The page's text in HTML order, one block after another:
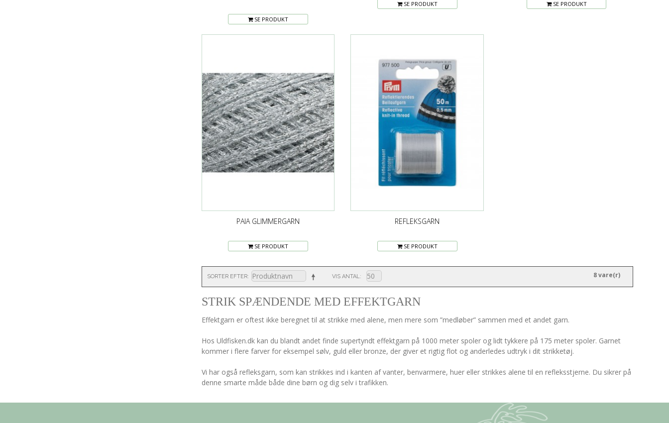
SE PRODUKT
SE PRODUKT SE PRODUKT
PAIA GLIMMERGARN
SE PRODUKT
REFLEKSGARN
SE PRODUKT
SORTER EFTER VIS ANTAL 8 vare(r)
STRIK SPÆNDENDE MED EFFEKTGARN
Effektgarn er oftest ikke beregnet til at strikke med alene, men mere som ”medløber” sammen med et andet garn.
Hos Uldfisken.dk kan du blandt andet finde supertyndt effektgarn på 1000 meter spoler og lidt tykkere på 175 meter spoler. Garnet
kommer i flere farver for eksempel sølv, guld eller bronze, der giver et rigtig flot og anderledes udtryk i dit strikketøj.
Vi har også refleksgarn, som kan strikkes ind i kanten af vanter, benvarmere, huer eller strikkes alene til en refleksstjerne. Du sikrer på
denne smarte måde både dine børn og dig selv i trafikken.